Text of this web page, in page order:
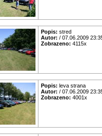
Popis: stred
Autor: / 07.06.2009
Zobrazeno: 4115x
Popis: leva strana
Autor: / 07.06.2009
Zobrazeno: 4001x